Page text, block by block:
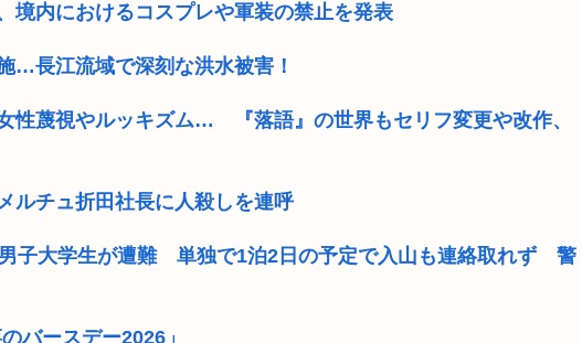
境内におけるコスプレや軍装の禁止を発表
…長江流域で深刻な洪水被害！
性蔑視やルッキズム… 『落語』の世界もセリフ変更や改作、
ルチュ折田社長に人殺しを連呼
子大学生が遭難 単独で1泊2日の予定で入山も連絡取れず 警
バースデー2026」